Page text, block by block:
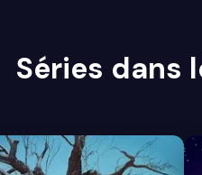
Séries dans